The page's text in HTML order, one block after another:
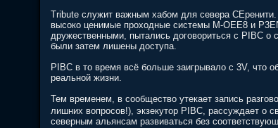
Tribute служит важным хабом для севера
высоко ценимые проходные системы M-OEE8 и
дружественными, пытались договориться с PIBC о
были затем лишены доступа.
PIBC в то время всё больше заигрывало с 3V, что
реальной жизни.
Тем временем, в сообщество утекает запись
лишних вопросов!), экзекутор PIBC, рассуждает о
северным альянсам развиваться без